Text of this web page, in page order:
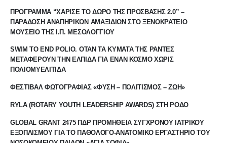
ΠΡΟΓΡΑΜΜΑ “ΧΑΡΙΣΕ ΤΟ ΔΩΡΟ ΤΗΣ ΠΡΟΣΒΑΣΗΣ 2.0” –
ΠΑΡΑΔΟΣΗ ΑΝΑΠΗΡΙΚΩΝ ΑΜΑΞΙΔΙΩΝ ΣΤΟ ΞΕΝΟΚΡΑΤΕΙΟ
ΜΟΥΣΕΙΟ ΤΗΣ Ι.Π. ΜΕΣΟΛΟΓΓΙΟΥ
SWIM TO END POLIO. ΟΤΑΝ ΤΑ ΚΥΜΑΤΑ ΤΗΣ ΡΑΝΤΕΣ
ΜΕΤΑΦΕΡΟΥΝ ΤΗΝ ΕΛΠΙΔΑ ΓΙΑ ΕΝΑΝ ΚΟΣΜΟ ΧΩΡΙΣ
ΠΟΛΙΟΜΥΕΛΙΤΙΔΑ
ΦΕΣΤΙΒΑΛ ΦΩΤΟΓΡΑΦΙΑΣ «ΦΥΣΗ – ΠΟΛΙΤΙΣΜΟΣ – ΖΩΗ»
RYLA (ROTARY YOUTH LEADERSHIP AWARDS) ΣΤΗ ΡΟΔΟ
GLOBAL GRANT 2475 ΠΔΡ ΠΡΟΜΗΘΕΙΑ ΣΥΓΧΡΟΝΟΥ ΙΑΤΡΙΚΟΥ
ΕΞΟΠΛΙΣΜΟΥ ΓΙΑ ΤΟ ΠΑΘΟΛΟΓΟ-ΑΝΑΤΟΜΙΚΟ ΕΡΓΑΣΤΗΡΙΟ ΤΟΥ